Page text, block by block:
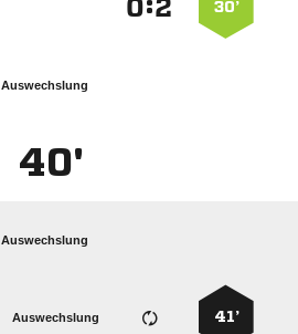
30’
:
Auswechslung
40'
Auswechslung
41’
Auswechslung